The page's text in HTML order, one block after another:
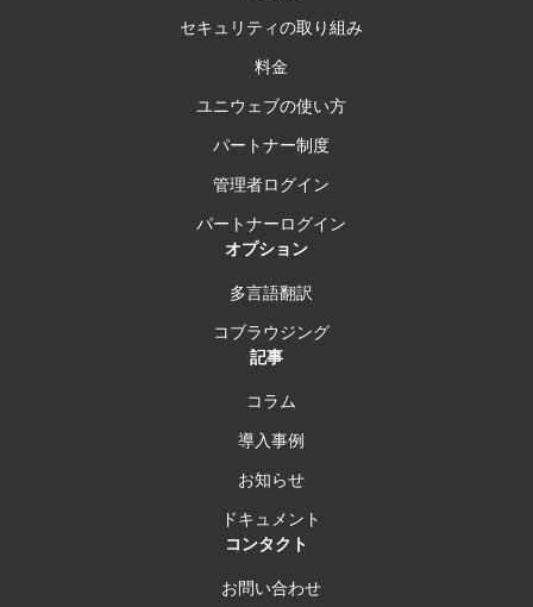
セキュリティの取り組み
料金
ユニウェブの使い方
パートナー制度
管理者ログイン
パートナーログイン
オプション
多言語翻訳
コブラウジング
記事
コラム
導入事例
お知らせ
ドキュメント
コンタクト
お問い合わせ